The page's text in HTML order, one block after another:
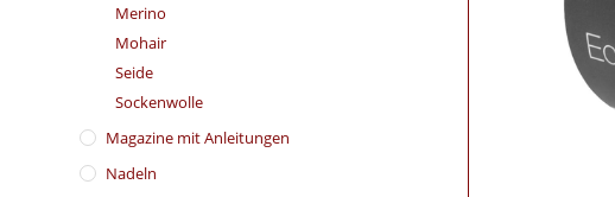
Merino
Mohair
Seide
Sockenwolle
Magazine mit Anleitungen
Nadeln